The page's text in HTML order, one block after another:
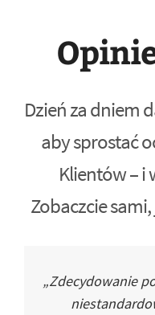
Dzień za dniem
aby sprostać
Klientów – i
Zobaczcie
„Zdecydowanie